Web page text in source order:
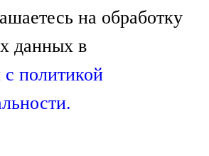
на обработку
данных в
с политикой